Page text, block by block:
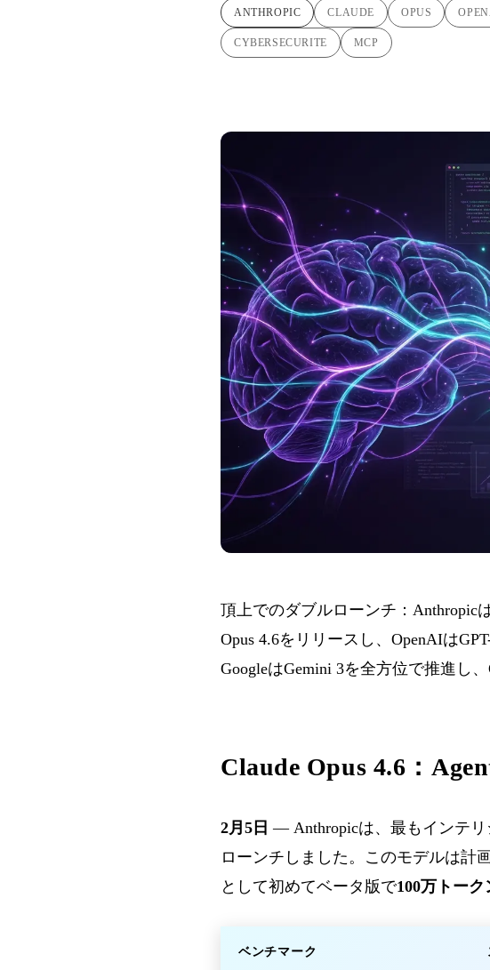
ANTHROPIC CLAUDE OPUS
CYBERSECURITE MCP
頂上でのダブルローンチ：Anthropic
Opus 4.6をリリースし、OpenAIは
GoogleはGemini 3を全方位で推進し
Claude Opus 4.6：
2月5日 — Anthropicは、最もインテ
ローンチしました。このモデルは計
として初めてベータ版で100万トー
ベンチマーク